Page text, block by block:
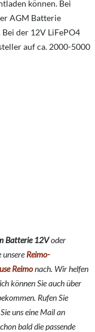
können. Bei
AGM Batterie
Bei der 12V LiFePO4
auf ca. 2000-5000
Batterie 12Voder
unsereReimo-
Reimonach. Wir helfen
können Sie auch über
Rufen Sie
uns eine Mail an
bald die passende